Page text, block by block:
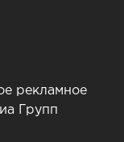
рекламное
Групп